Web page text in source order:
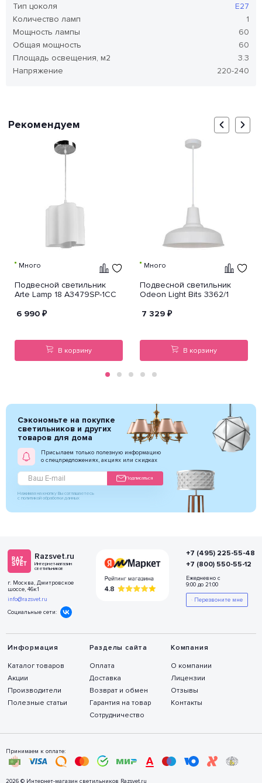
Тип цоколя
E27
Количество ламп
1
Мощность лампы
60
Общая мощность
60
Площадь освещения, м2
3.3
Напряжение
220-240
Рекомендуем
Много
Подвесной светильник
Arte Lamp 18 A3479SP-1CC
6 990 ₽
В корзину
Много
Подвесной светильник
Odeon Light Bits 3362/1
7 329 ₽
В корзину
Сэкономьте на покупке
светильников и других
товаров для дома
Присылаем только полезную информацию
о спецпредложениях, акциях или скидках
Подписаться
Нажимая на кнопку Вы соглашаетесь
с политикой обработки данных
Razsvet.ru
Интернет-магазин
светильников
г. Москва, Дмитровское
шоссе, 46к1
info@razsvet.ru
Социальные сети:
Информация
Каталог товаров
Акции
Производители
Полезные статьи
Разделы сайта
Оплата
Доставка
Возврат и обмен
Гарантия на товар
Сотрудничество
Компания
О компании
Лицензии
Отзывы
Контакты
+7 (495) 225-55-48
+7 (800) 550-55-12
Ежедневно с
9:00 до 21:00
Перезвоните мне
Принимаем к оплате:
2026 © Интернет-магазин светильников Razsvet.ru